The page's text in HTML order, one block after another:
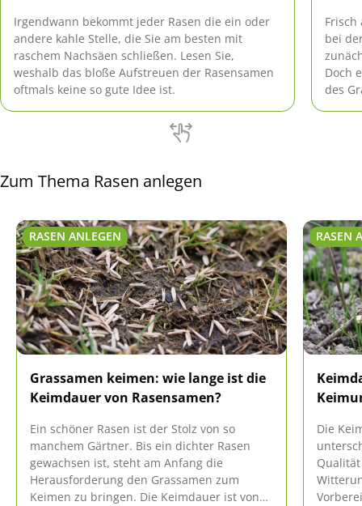
Irgendwann bekommt jeder Rasen die ein oder
andere kahle Stelle, die Sie am besten mit
raschem Nachsäen schließen. Lesen Sie,
weshalb das bloße Aufstreuen der Rasensamen
oftmals keine so gute Idee ist.
Frisch
bei
Doch
des
Zum Thema Rasen anlegen
RASEN ANLEGEN
Grassamen keimen: wie lange ist die
Keimdauer von Rasensamen?
Ein schöner Rasen ist der Stolz von so
manchem Gärtner. Bis ein dichter Rasen
gewachsen ist, steht am Anfang die
Herausforderung den Grassamen zum
Keimen zu bringen. Die Keimdauer ist von
RASEN
Die